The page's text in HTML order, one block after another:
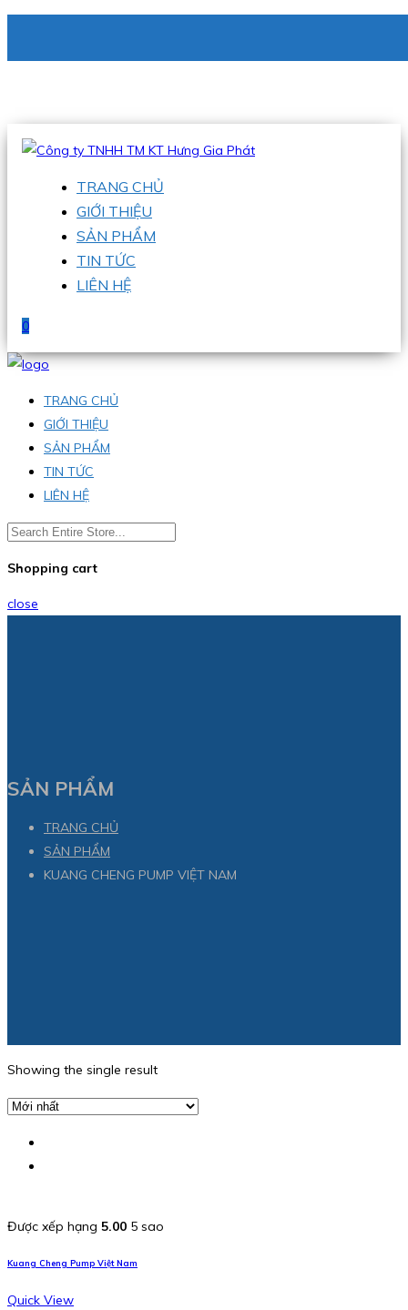
Hotline:0938 336 079
TRANG CHỦ
GIỚI THIỆU
SẢN PHẨM
TIN TỨC
LIÊN HỆ
0
TRANG CHỦ
GIỚI THIỆU
SẢN PHẨM
TIN TỨC
LIÊN HỆ
Shopping cart
close
SẢN PHẨM
TRANG CHỦ
SẢN PHẨM
KUANG CHENG PUMP VIỆT NAM
Showing the single result
Được xếp hạng 5.00 5 sao
Kuang Cheng Pump Việt Nam
Quick View